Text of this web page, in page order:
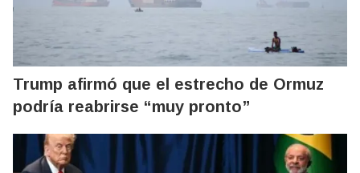
Trump afirmó que el estrecho de Ormuz
podría reabrirse “muy pronto”